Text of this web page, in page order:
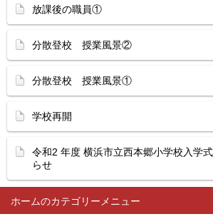
ホーム
放課後の職員①
分散登校 授業風景②
分散登校 授業風景①
学校再開
令和2 年度 横浜市立西本郷小学校入学
らせ